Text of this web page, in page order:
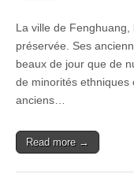
La ville de
préservée. Ses
beaux de jour que de
de minorités ethniques
anciens…
Read more →